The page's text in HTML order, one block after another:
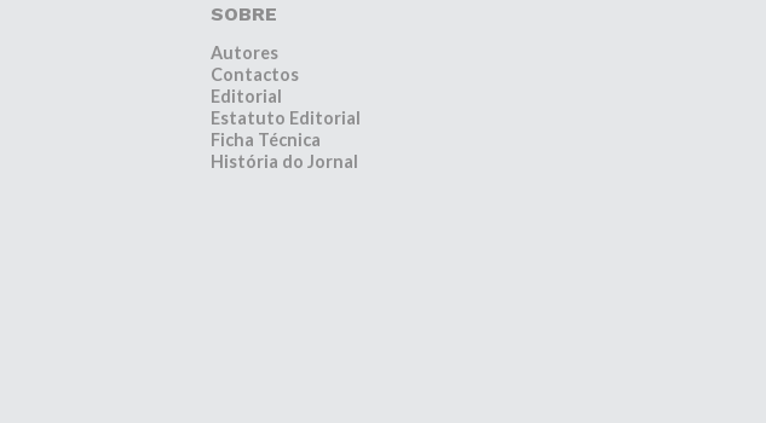
SOBRE
Autores
Contactos
Editorial
Estatuto Editorial
Ficha Técnica
História do Jornal